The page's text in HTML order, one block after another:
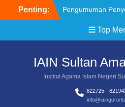
Penting:
Pengumuman
Brosur Pendaftaran
Mahasiswa Baru
Pemenag
SMART
Pemenang
Logo Transformasi
Top
IAIN Sultan
Institut Agama Islam Negeri
822725 -